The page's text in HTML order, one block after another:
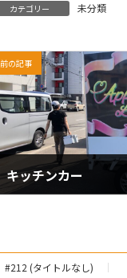
カテゴリー 未分類
前の記事
キッチンカー
#212 (タイトルなし)